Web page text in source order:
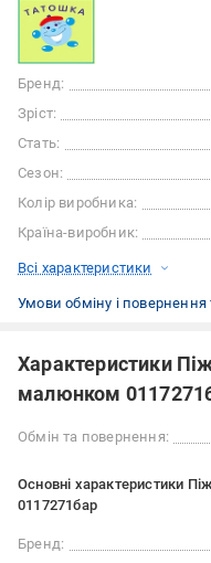
Бренд:
Зріст:
Стать:
Сезон:
Колір виробника:
Країна-виробник:
Всі характеристики
Умови обміну і повернення
Характеристики
малюнком
Обмін та повернення:
Основні характеристики
0117271бар
Бренд: